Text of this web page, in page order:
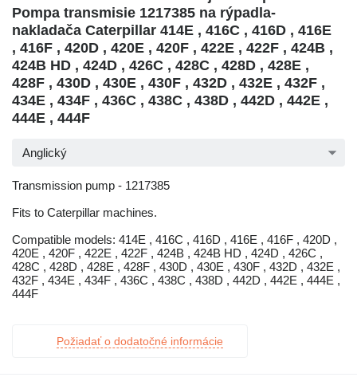
Pompa transmisie 1217385 na rýpadla-
nakladača Caterpillar 414E , 416C , 416D , 416E
, 416F , 420D , 420E , 420F , 422E , 422F , 424B ,
424B HD , 424D , 426C , 428C , 428D , 428E ,
428F , 430D , 430E , 430F , 432D , 432E , 432F ,
434E , 434F , 436C , 438C , 438D , 442D , 442E ,
444E , 444F
Anglický
Transmission pump - 1217385
Fits to Caterpillar machines.
Compatible models: 414E , 416C , 416D , 416E , 416F , 420D ,
420E , 420F , 422E , 422F , 424B , 424B HD , 424D , 426C ,
428C , 428D , 428E , 428F , 430D , 430E , 430F , 432D , 432E ,
432F , 434E , 434F , 436C , 438C , 438D , 442D , 442E , 444E ,
444F
Požiadať o dodatočné informácie